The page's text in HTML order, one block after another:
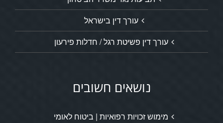
עורך דין בישראל
עורך דין פשיטת רגל / חדלות פירעון
נושאים חשובים
מימוש זכויות רפואיות | ביטוח לאומי